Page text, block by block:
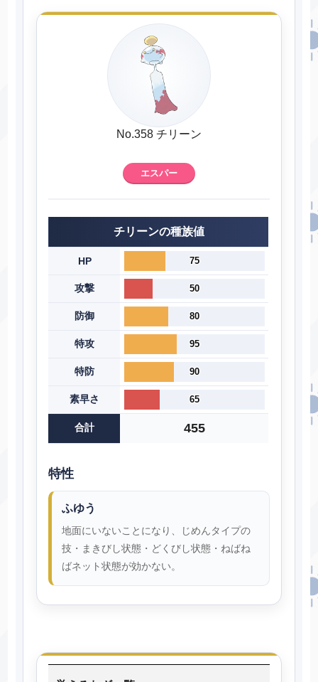
No.358 チリーン
エスパー
チリーンの種族値
HP 75
攻撃 50
防御 80
特攻 95
特防 90
素早さ 65
合計 455
特性
ふゆう
地面にいないことになり、じめんタイプの
技・まきびし状態・どくびし状態・ねばね
ばネット状態が効かない。